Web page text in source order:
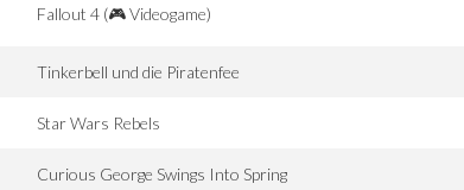
Fallout 4 (🎮 Videogame)
Tinkerbell und die Piratenfee
Star Wars Rebels
Curious George Swings Into Spring